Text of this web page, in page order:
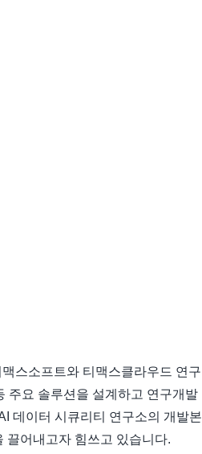
스소프트와 티맥스클라우드 연구
주요 솔루션을 설계하고 연구개발
데이터 시큐리티 연구소의 개발본
끌어내고자 힘쓰고 있습니다.